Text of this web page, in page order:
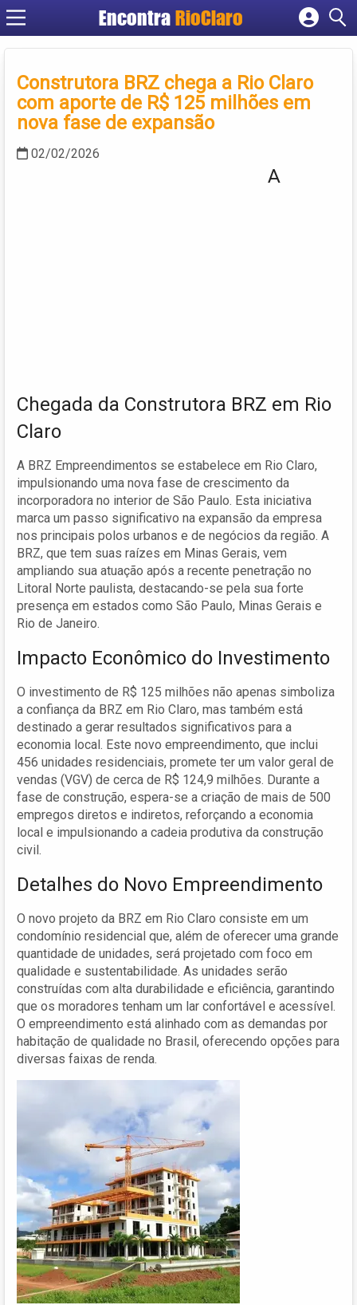
Encontra RioClaro
Cadastrar empresa
Criar conta
Construtora BRZ chega a Rio Claro
com aporte de R$ 125 milhões em
nova fase de expansão
02/02/2026
A
Chegada da Construtora BRZ em Rio
Claro
A BRZ Empreendimentos se estabelece em Rio Claro,
impulsionando uma nova fase de crescimento da
incorporadora no interior de São Paulo. Esta iniciativa
marca um passo significativo na expansão da empresa
nos principais polos urbanos e de negócios da região. A
BRZ, que tem suas raízes em Minas Gerais, vem
ampliando sua atuação após a recente penetração no
Litoral Norte paulista, destacando-se pela sua forte
presença em estados como São Paulo, Minas Gerais e
Rio de Janeiro.
Impacto Econômico do Investimento
O investimento de R$ 125 milhões não apenas simboliza
a confiança da BRZ em Rio Claro, mas também está
destinado a gerar resultados significativos para a
economia local. Este novo empreendimento, que inclui
456 unidades residenciais, promete ter um valor geral de
vendas (VGV) de cerca de R$ 124,9 milhões. Durante a
fase de construção, espera-se a criação de mais de 500
empregos diretos e indiretos, reforçando a economia
local e impulsionando a cadeia produtiva da construção
civil.
Detalhes do Novo Empreendimento
O novo projeto da BRZ em Rio Claro consiste em um
condomínio residencial que, além de oferecer uma grande
quantidade de unidades, será projetado com foco em
qualidade e sustentabilidade. As unidades serão
construídas com alta durabilidade e eficiência, garantindo
que os moradores tenham um lar confortável e acessível.
O empreendimento está alinhado com as demandas por
habitação de qualidade no Brasil, oferecendo opções para
diversas faixas de renda.